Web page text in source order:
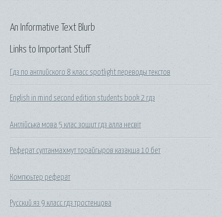
Links to Important Stuff
Гдз по английского 8 класс spotlight переводы текстов
English in mind second edition students book 2 гдз
Англійська мова 5 клас зошит гдз алла несвіт
Реферат султанмахмут торайгыров казакша 10 бет
Компюьтер реферат
Русский.яз 9 класс гдз тростенцова
An Informative Text Blurb